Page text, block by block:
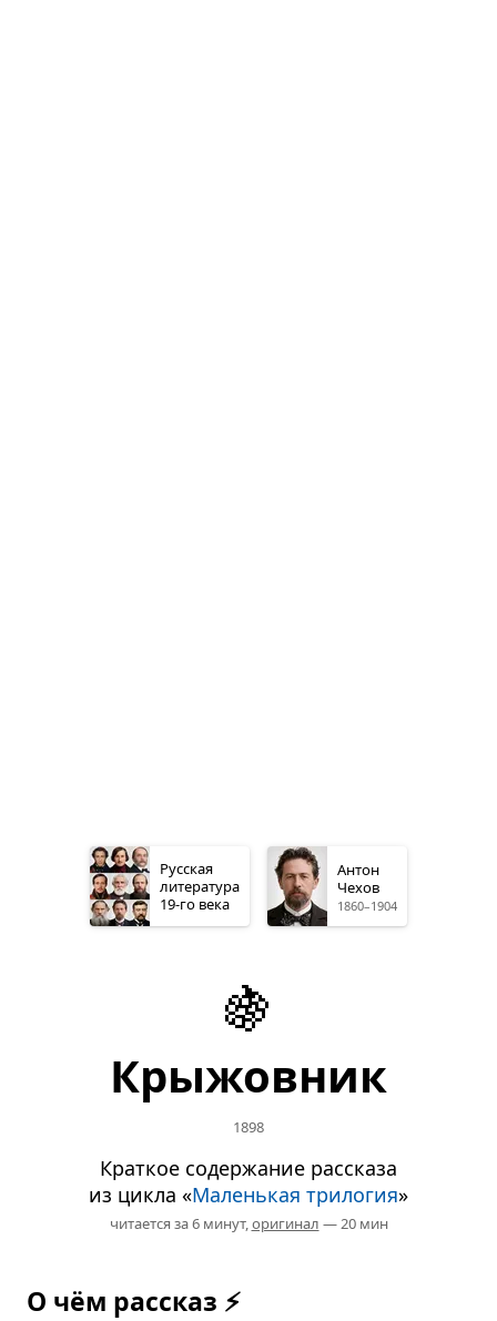
Русская
литература
19-го века
Антон
Чехов
1860–1904
🍇
Крыжовник
1898
Краткое содержание рассказа
из цикла «Маленькая трилогия»
читается за 6 минут,оригинал — 20 мин
О чём рассказ ⚡